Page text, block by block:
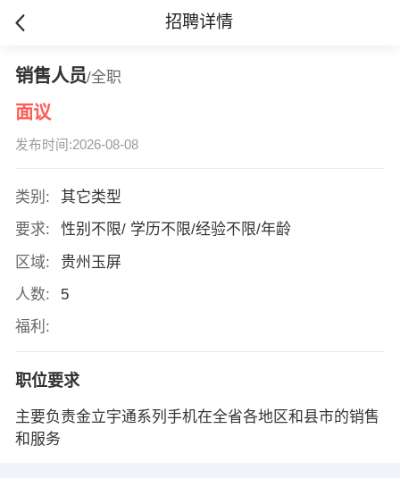
招聘详情
销售人员/全职
面议
发布时间:2026-08-08
类别:
其它类型
要求:
性别不限/ 学历不限/经验不限/年龄
区域:
贵州玉屏
人数:
5
福利:
职位要求
主要负责金立宇通系列手机在全省各地区和县市的销售
和服务